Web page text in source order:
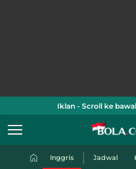
Iklan - Scroll ke
Inggris Jadwal